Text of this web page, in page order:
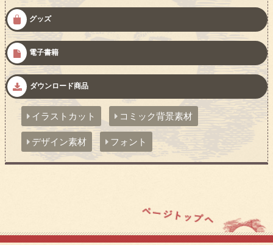
グッズ
電子書籍
ダウンロード商品
イラストカット コミック背景素材
デザイン素材 フォント